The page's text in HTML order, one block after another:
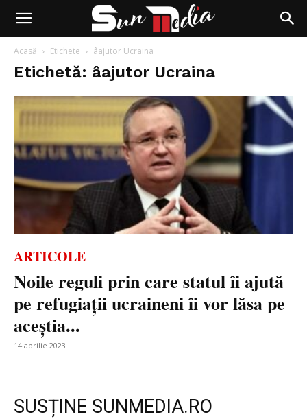
Acasă Etichete âajutor Ucraina
Etichetă: âajutor Ucraina
ARTICOLE
Noile reguli prin care statul îi ajută
pe refugiații ucraineni îi vor lăsa pe
aceștia...
14 aprilie 2023
SUSȚINE SUNMEDIA.RO